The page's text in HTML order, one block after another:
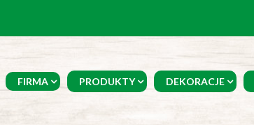
FIRMA PRODUKTY DEKORACJE